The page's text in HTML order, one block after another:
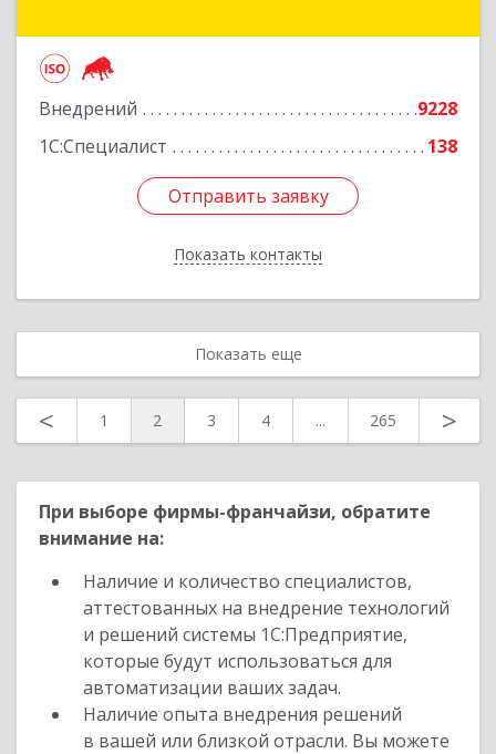
Внедрений
9228
1С:Специалист
138
Отправить заявку
Показать контакты
Подробнее
Отправить заявку
Назад
Показать еще
< 1 2 3 4 ... 265 >
При выборе фирмы-франчайзи, обратите
внимание на:
Наличие и количество специалистов,
аттестованных на внедрение технологий
и решений системы 1С:Предприятие,
которые будут использоваться для
автоматизации ваших задач.
Наличие опыта внедрения решений
в вашей или близкой отрасли. Вы можете